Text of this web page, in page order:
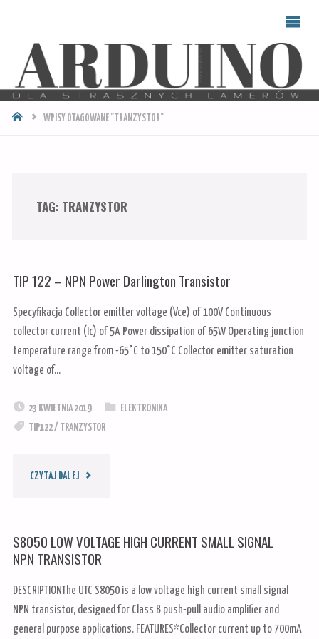
STRASZNYCH
LAMERÓW
STRONAWPISY OTAGOWANE "TRANZYSTOR"
TAG: TRANZYSTOR
TIP 122 – NPN Power Darlington Transistor
Specyfikacja Collector emitter voltage (Vce) of 100V Continuous
collector current (Ic) of 5A Power dissipation of 65W Operating junction
temperature range from -65°C to 150°C Collector emitter saturation
voltage of…
23 KWIETNIA 2019
ELEKTRONIKA
TIP122/ TRANZYSTOR
CZYTAJ DALEJ"TIP
–
POWER
S8050 LOW VOLTAGE HIGH CURRENT SMALL SIGNAL
NPN TRANSISTOR
DESCRIPTIONThe UTC S8050 is a low voltage high current small signal
NPN transistor, designed for Class B push-pull audio amplifier and
general purpose applications. FEATURES*Collector current up to 700mA